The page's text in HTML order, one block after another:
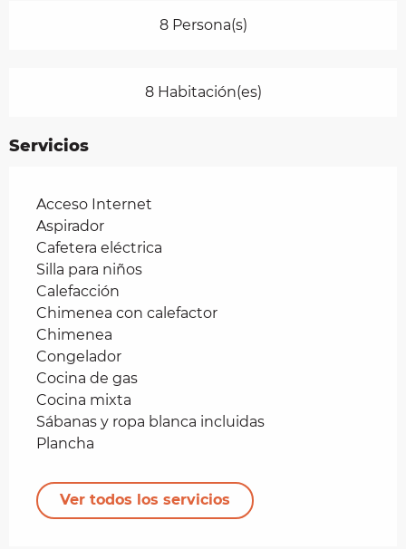
8 Persona(s)
8 Habitación(es)
Servicios
Acceso Internet
Aspirador
Cafetera eléctrica
Silla para niños
Calefacción
Chimenea con calefactor
Chimenea
Congelador
Cocina de gas
Cocina mixta
Sábanas y ropa blanca incluidas
Plancha
Ver todos los servicios